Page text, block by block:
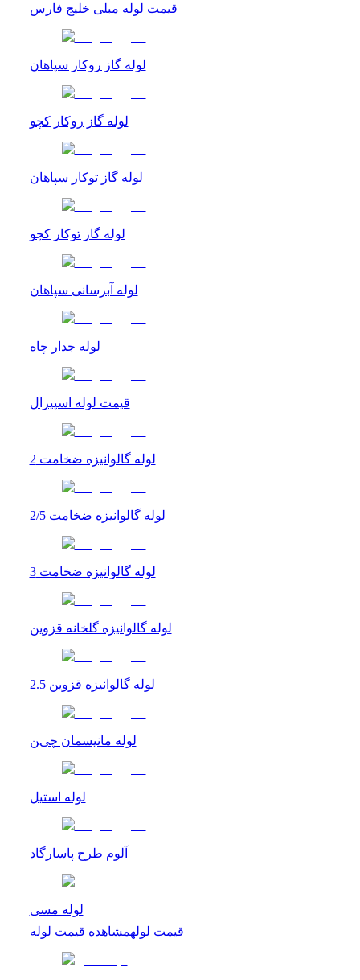
قیمت لوله مبلی خلیج فارس
لوله گاز روکار سپاهان
لوله گاز روکار کچو
لوله گاز توکار سپاهان
لوله گاز توکار کچو
لوله آبرسانی سپاهان
لوله جدار چاه
قیمت لوله اسپیرال
لوله گالوانیزه ضخامت 2
لوله گالوانیزه ضخامت 2/5
لوله گالوانیزه ضخامت 3
لوله گالوانیزه گلخانه قزوین
لوله گالوانیزه قزوین 2.5
لوله مانیسمان چین
لوله استیل
آلوم طرح پاسارگاد
لوله مسی
قیمت لولهمشاهده قیمت لوله